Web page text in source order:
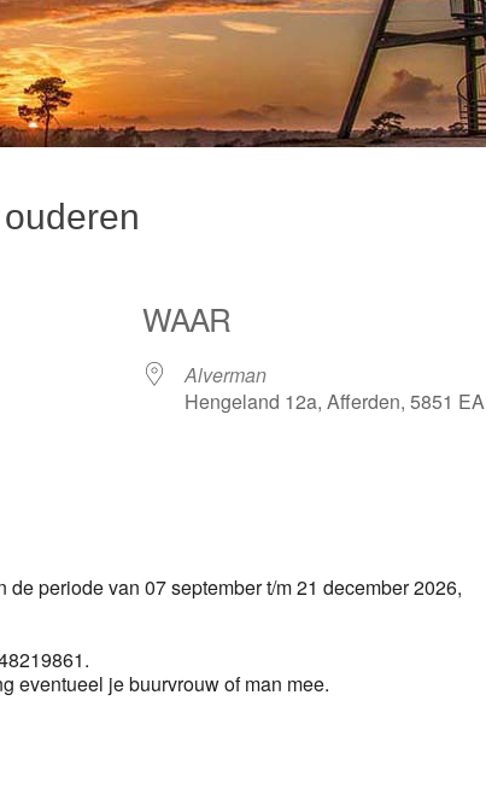
WAAR
Alverman
Hengeland 12a, Afferden, 5851 EA
periode van 07 september t/m 21 december 2026,
eventueel je buurvrouw of man mee.